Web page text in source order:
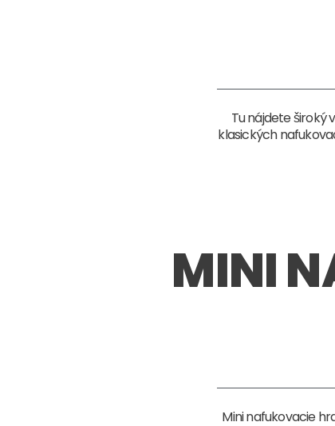
Tu nájdete široký
klasických
MINI
Mini nafukovacie